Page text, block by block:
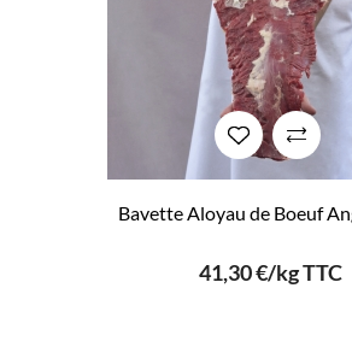
Bavette Aloyau de Boeuf
41,30 €/kg TTC